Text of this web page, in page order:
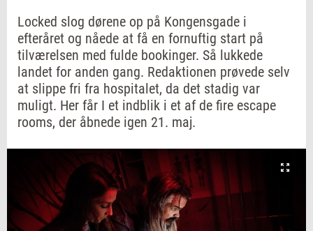
Locked slog dørene op på Kongensgade i
efteråret og nåede at få en fornuftig start på
tilværelsen med fulde bookinger. Så lukkede
landet for anden gang. Redaktionen prøvede selv
at slippe fri fra hospitalet, da det stadig var
muligt. Her får I et indblik i et af de fire escape
rooms, der åbnede igen 21. maj.